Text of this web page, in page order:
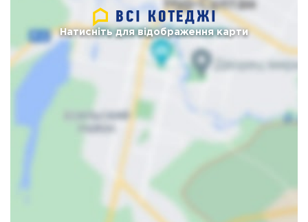
Натисніть для відображення карти